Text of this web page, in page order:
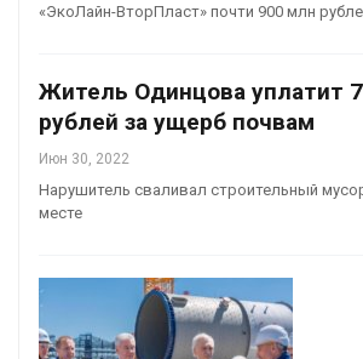
«ЭкоЛайн-ВторПласт» почти 900 млн
Житель Одинцова уплатит
рублей за ущерб почвам
Июн 30, 2022
Нарушитель сваливал строительный
месте